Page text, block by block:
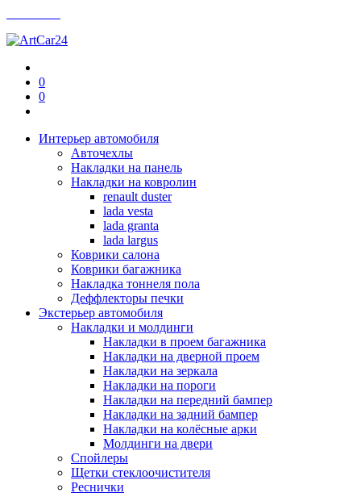
0
0
Интерьер автомобиля
Авточехлы
Накладки на панель
Накладки на ковролин
renault duster
lada vesta
lada granta
lada largus
Коврики салона
Коврики багажника
Накладка тоннеля пола
Деффлекторы печки
Экстерьер автомобиля
Накладки и молдинги
Накладки в проем багажника
Накладки на дверной проем
Накладки на зеркала
Накладки на пороги
Накладки на передний бампер
Накладки на задний бампер
Накладки на колёсные арки
Молдинги на двери
Спойлеры
Щетки стеклоочистителя
Реснички